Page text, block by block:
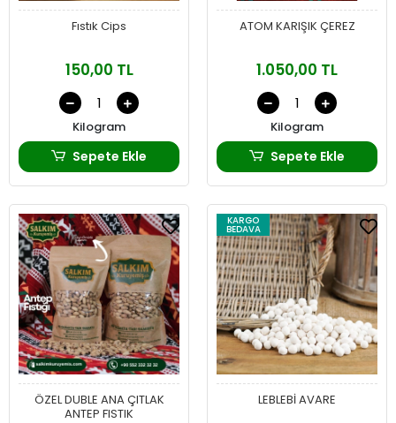
Fıstık Cips
150,00 TL
Kilogram
Sepete Ekle
ATOM KARIŞIK ÇEREZ
1.050,00 TL
Kilogram
Sepete Ekle
ÖZEL DUBLE ANA ÇITLAK
ANTEP FISTIK
KARGO
BEDAVA
LEBLEBİ AVARE